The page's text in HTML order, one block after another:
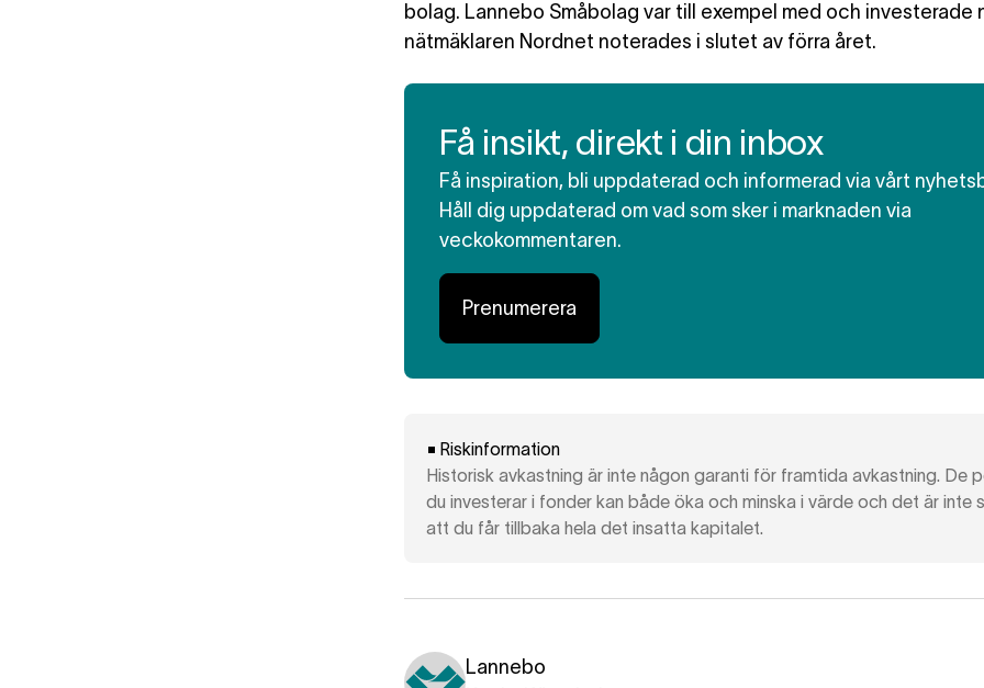
bolag. Lannebo Småbolag var till exempel med och investerade
nätmäklaren Nordnet noterades i slutet av förra året.
Få insikt, direkt i din inbox
Få inspiration, bli uppdaterad och informerad via vårt
Håll dig uppdaterad om vad som sker i marknaden via
veckokommentaren.
Prenumerera
Riskinformation
Historisk avkastning är inte någon garanti för framtida avkastning. De
du investerar i fonder kan både öka och minska i värde och det är inte
att du får tillbaka hela det insatta kapitalet.
Lannebo